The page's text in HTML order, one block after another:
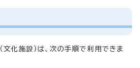
文化施設）は、次の手順で利用できま